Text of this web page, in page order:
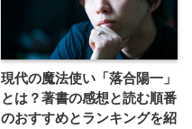
現代の魔法使い「落合陽一」
とは？著書の感想と読む順番
のおすすめとランキングを紹